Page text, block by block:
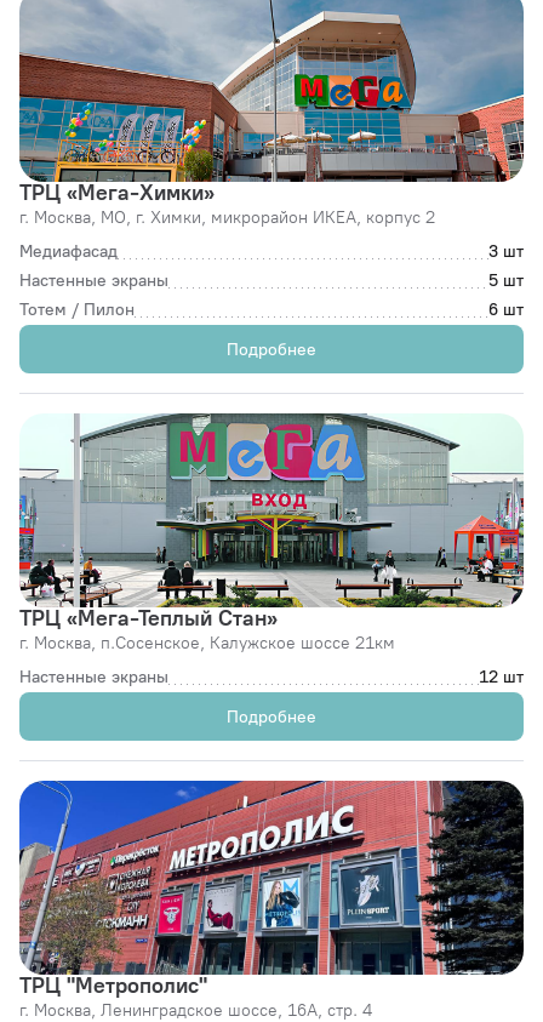
ТРЦ «Мега-Химки»
г. Москва, МО, г. Химки, микрорайон ИКЕА, корпус 2
Медиафасад
3 шт
Настенные экраны
5 шт
Тотем / Пилон
6 шт
Подробнее
ТРЦ «Мега-Теплый Стан»
г. Москва, п.Сосенское, Калужское шоссе 21км
Настенные экраны
12 шт
Подробнее
ТРЦ "Метрополис"
г. Москва, Ленинградское шоссе, 16А, стр. 4